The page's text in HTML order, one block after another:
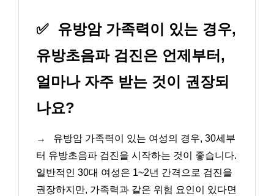
✅ 유방암 가족력이 있는 경우,
유방초음파 검진은 언제부터,
얼마나 자주 받는 것이 권장되
나요?
→
유방암 가족력이 있는 여성의 경우, 30세부
터 유방초음파 검진을 시작하는 것이 좋습니다.
일반적인 30대 여성은 1~2년 간격으로 검진을
권장하지만, 가족력과 같은 위험 요인이 있다면